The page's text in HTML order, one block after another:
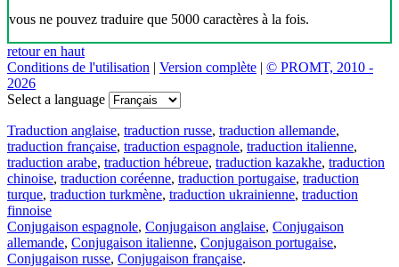
vous ne pouvez traduire que 5000 caractères à la fois.
retour en haut
Conditions de l'utilisation | Version complète | © PROMT, 2010 -
2026
Select a language
Traduction anglaise, traduction russe, traduction allemande,
traduction française, traduction espagnole, traduction italienne,
traduction arabe, traduction hébreue, traduction kazakhe, traduction
chinoise, traduction coréenne, traduction portugaise, traduction
turque, traduction turkmène, traduction ukrainienne, traduction
finnoise
Conjugaison espagnole, Conjugaison anglaise, Conjugaison
allemande, Conjugaison italienne, Conjugaison portugaise,
Conjugaison russe, Conjugaison française.